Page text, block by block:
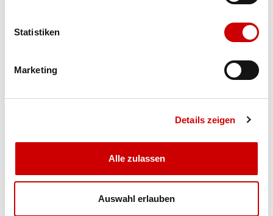
Statistiken
Marketing
Details zeigen
Alle zulassen
Auswahl erlauben
IN DEN WARENKORB
Bis 17:00 Uhr bestellen: morgen geliefert - ab CHF 50.00
Produktbeschreibung